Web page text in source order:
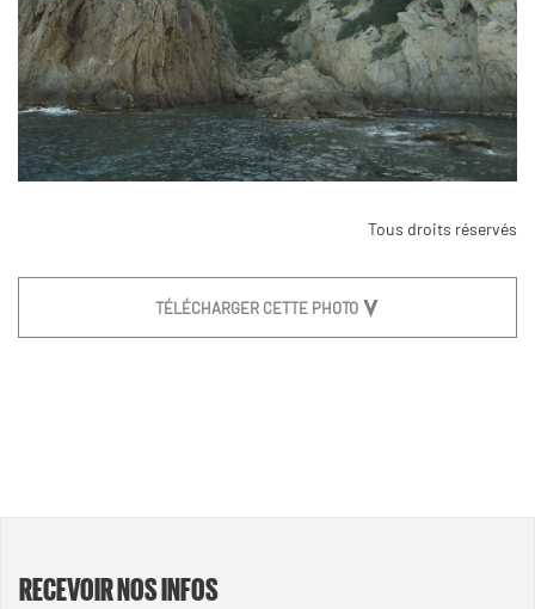
Tous droits réservés
TÉLÉCHARGER CETTE PHOTO
RECEVOIR NOS INFOS